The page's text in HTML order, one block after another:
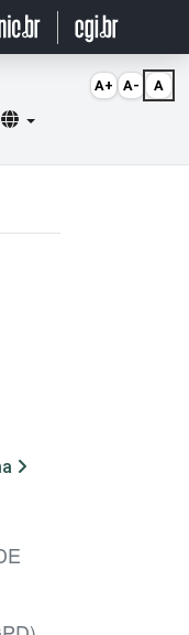
Selecionar idioma
A+ A- A